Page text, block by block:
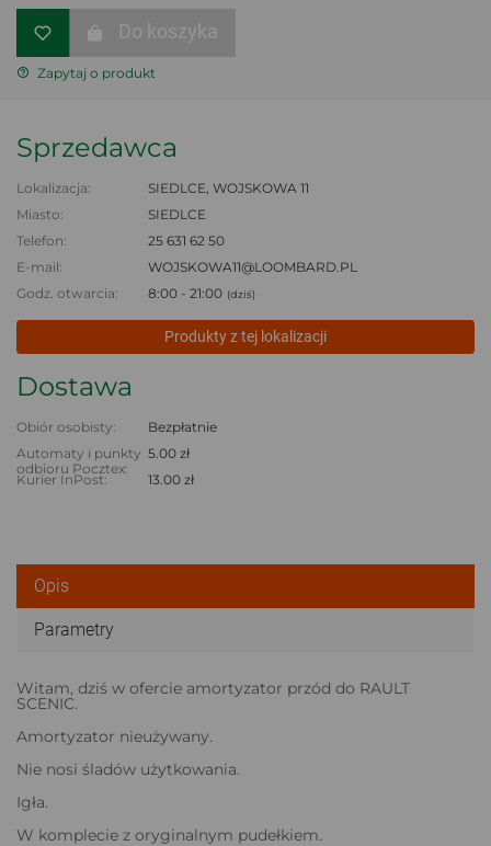
Do koszyka
Zapytaj o produkt
Sprzedawca
Lokalizacja:
SIEDLCE, WOJSKOWA 11
Miasto:
SIEDLCE
Telefon:
25 631 62 50
E-mail:
WOJSKOWA11@LOOMBARD.PL
Godz. otwarcia:
8:00 - 21:00 (dziś)
Produkty z tej lokalizacji
Dostawa
Obiór osobisty:
Bezpłatnie
Automaty i punkty
odbioru Pocztex:
5.00 zł
Kurier InPost:
13.00 zł
Opis
Parametry
Witam, dziś w ofercie amortyzator przód do RAULT
SCENIC.
Amortyzator nieużywany.
Nie nosi śladów użytkowania.
Igła.
W komplecie z oryginalnym pudełkiem.